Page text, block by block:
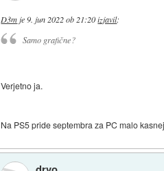
D3m je 9. jun 2022 ob 21:20 izjavil:
Samo grafične?
Verjetno ja.
Na PS5 pride septembra za PC malo